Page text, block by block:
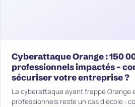
Cyberattaque Orange : 150
professionnels impactés –
sécuriser votre entreprise ?
La cyberattaque ayant frappé Orange
professionnels reste un cas d’école :